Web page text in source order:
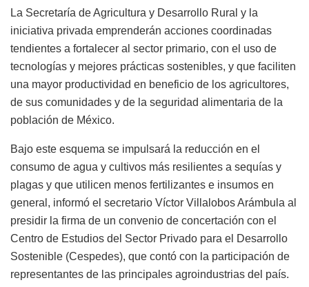
La Secretaría de Agricultura y Desarrollo Rural y la
iniciativa privada emprenderán acciones coordinadas
tendientes a fortalecer al sector primario, con el uso de
tecnologías y mejores prácticas sostenibles, y que faciliten
una mayor productividad en beneficio de los agricultores,
de sus comunidades y de la seguridad alimentaria de la
población de México.
Bajo este esquema se impulsará la reducción en el
consumo de agua y cultivos más resilientes a sequías y
plagas y que utilicen menos fertilizantes e insumos en
general, informó el secretario Víctor Villalobos Arámbula al
presidir la firma de un convenio de concertación con el
Centro de Estudios del Sector Privado para el Desarrollo
Sostenible (Cespedes), que contó con la participación de
representantes de las principales agroindustrias del país.